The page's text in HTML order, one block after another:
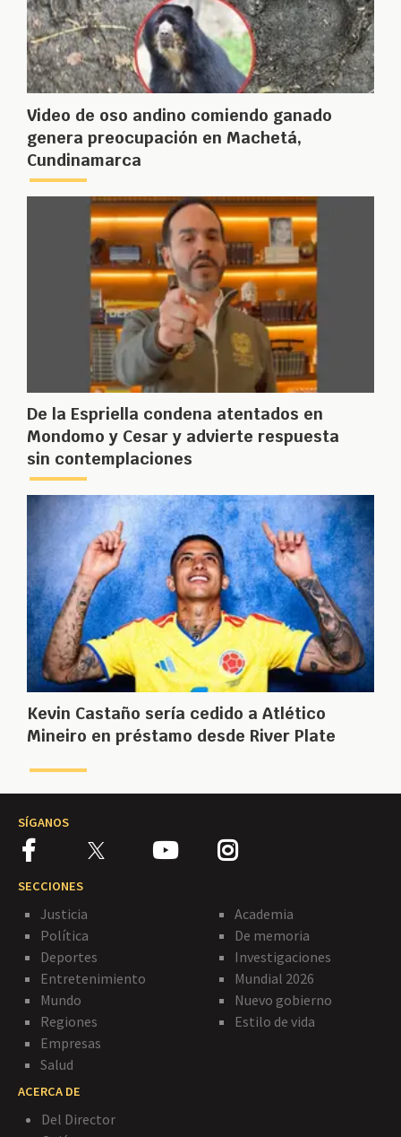
Video de oso andino comiendo ganado
genera preocupación en Machetá,
Cundinamarca
De la Espriella condena atentados en
Mondomo y Cesar y advierte respuesta
sin contemplaciones
Kevin Castaño sería cedido a Atlético
Mineiro en préstamo desde River Plate
SÍGANOS
SECCIONES
Justicia
Política
Deportes
Entretenimiento
Mundo
Regiones
Empresas
Salud
Academia
De memoria
Investigaciones
Mundial 2026
Nuevo gobierno
Estilo de vida
ACERCA DE
Del Director